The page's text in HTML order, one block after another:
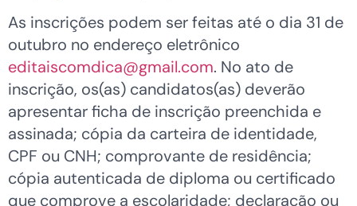
As inscrições podem ser feitas até o dia 31 de
outubro no endereço eletrônico
editaiscomdica@gmail.com. No ato de
inscrição, os(as) candidatos(as) deverão
apresentar ficha de inscrição preenchida e
assinada; cópia da carteira de identidade,
CPF ou CNH; comprovante de residência;
cópia autenticada de diploma ou certificado
que comprove a escolaridade; declaração ou